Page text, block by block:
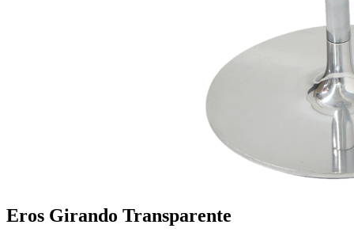
Eros Girando Transparente